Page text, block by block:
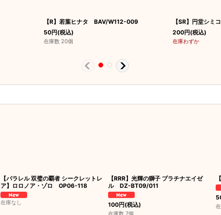
【R】若葉ヒナタ BAV/W112-009
50円(税込)
在庫数 20個
【SR】円堂シ
200円(税込)
在庫わずか
【パラレル 双璧の覇者 シークレットレ
ア】ロロノア・ゾロ OP06-118
在庫なし
【RRR】光輝の獅子 プラチナエイゼ
ル DZ-BT09/011
100円(税込)